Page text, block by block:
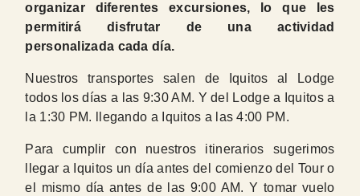
organizar diferentes excursiones, lo que les
permitirá disfrutar de una actividad
personalizada cada día.
Nuestros transportes salen de Iquitos al Lodge
todos los días a las 9:30 AM. Y del Lodge a Iquitos a
la 1:30 PM. llegando a Iquitos a las 4:00 PM.
Para cumplir con nuestros itinerarios sugerimos
llegar a Iquitos un día antes del comienzo del Tour o
el mismo día antes de las 9:00 AM. Y tomar vuelo